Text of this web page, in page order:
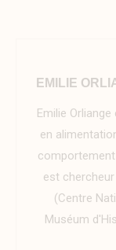
EMILIE
Emilie
en
est
(Centre
Muséum